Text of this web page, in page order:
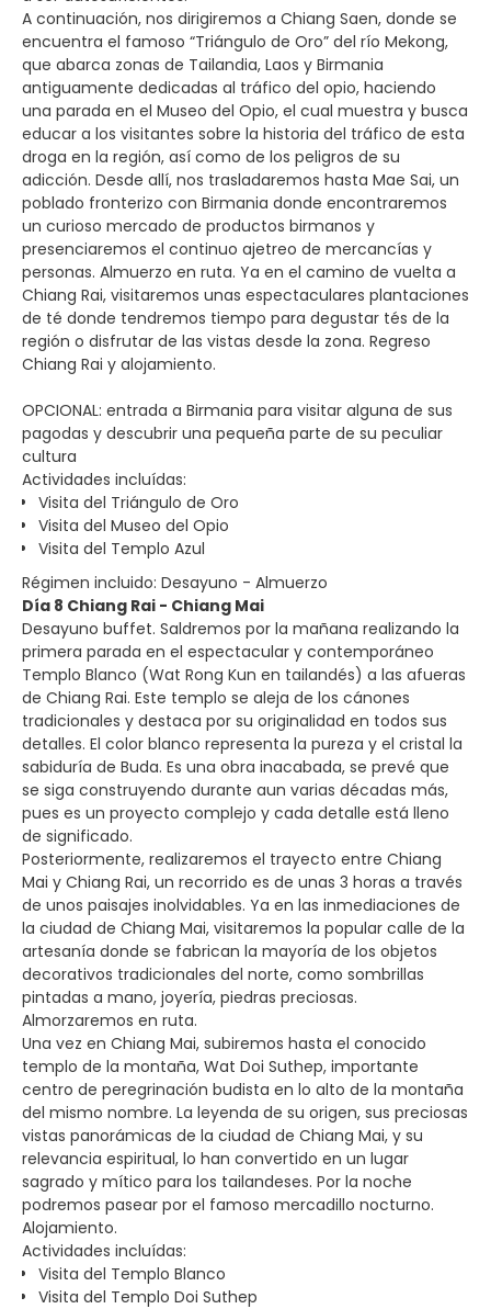
A continuación, nos dirigiremos a Chiang Saen, donde se
encuentra el famoso “Triángulo de Oro” del río Mekong,
que abarca zonas de Tailandia, Laos y Birmania
antiguamente dedicadas al tráfico del opio, haciendo
una parada en el Museo del Opio, el cual muestra y busca
educar a los visitantes sobre la historia del tráfico de esta
droga en la región, así como de los peligros de su
adicción. Desde allí, nos trasladaremos hasta Mae Sai, un
poblado fronterizo con Birmania donde encontraremos
un curioso mercado de productos birmanos y
presenciaremos el continuo ajetreo de mercancías y
personas. Almuerzo en ruta. Ya en el camino de vuelta a
Chiang Rai, visitaremos unas espectaculares plantaciones
de té donde tendremos tiempo para degustar tés de la
región o disfrutar de las vistas desde la zona. Regreso
Chiang Rai y alojamiento.
OPCIONAL: entrada a Birmania para visitar alguna de sus
pagodas y descubrir una pequeña parte de su peculiar
cultura
Actividades incluídas:
Visita del Triángulo de Oro
Visita del Museo del Opio
Visita del Templo Azul
Régimen incluido: Desayuno - Almuerzo
Día 8 Chiang Rai - Chiang Mai
Desayuno buffet. Saldremos por la mañana realizando la
primera parada en el espectacular y contemporáneo
Templo Blanco (Wat Rong Kun en tailandés) a las afueras
de Chiang Rai. Este templo se aleja de los cánones
tradicionales y destaca por su originalidad en todos sus
detalles. El color blanco representa la pureza y el cristal la
sabiduría de Buda. Es una obra inacabada, se prevé que
se siga construyendo durante aun varias décadas más,
pues es un proyecto complejo y cada detalle está lleno
de significado.
Posteriormente, realizaremos el trayecto entre Chiang
Mai y Chiang Rai, un recorrido es de unas 3 horas a través
de unos paisajes inolvidables. Ya en las inmediaciones de
la ciudad de Chiang Mai, visitaremos la popular calle de la
artesanía donde se fabrican la mayoría de los objetos
decorativos tradicionales del norte, como sombrillas
pintadas a mano, joyería, piedras preciosas.
Almorzaremos en ruta.
Una vez en Chiang Mai, subiremos hasta el conocido
templo de la montaña, Wat Doi Suthep, importante
centro de peregrinación budista en lo alto de la montaña
del mismo nombre. La leyenda de su origen, sus preciosas
vistas panorámicas de la ciudad de Chiang Mai, y su
relevancia espiritual, lo han convertido en un lugar
sagrado y mítico para los tailandeses. Por la noche
podremos pasear por el famoso mercadillo nocturno.
Alojamiento.
Actividades incluídas:
Visita del Templo Blanco
Visita del Templo Doi Suthep